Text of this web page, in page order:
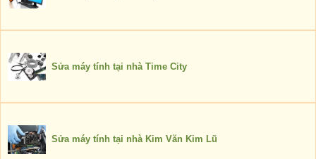
Sửa máy tính tại nhà Time City
Sửa máy tính tại nhà Kim Văn Kim Lũ